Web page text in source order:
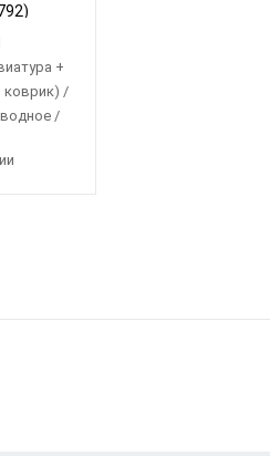
+
коврик) /
/